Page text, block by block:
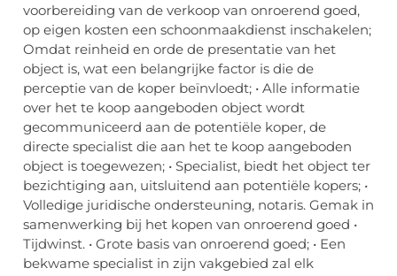
voorbereiding van de verkoop van onroerend goed,
op eigen kosten een schoonmaakdienst inschakelen;
Omdat reinheid en orde de presentatie van het
object is, wat een belangrijke factor is die de
perceptie van de koper beïnvloedt; • Alle informatie
over het te koop aangeboden object wordt
gecommuniceerd aan de potentiële koper, de
directe specialist die aan het te koop aangeboden
object is toegewezen; • Specialist, biedt het object ter
bezichtiging aan, uitsluitend aan potentiële kopers; •
Volledige juridische ondersteuning, notaris. Gemak in
samenwerking bij het kopen van onroerend goed •
Tijdwinst. • Grote basis van onroerend goed; • Een
bekwame specialist in zijn vakgebied zal elk